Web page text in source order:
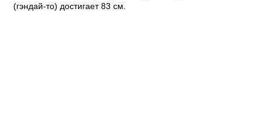
(гэндай-то) достигает 83 см.